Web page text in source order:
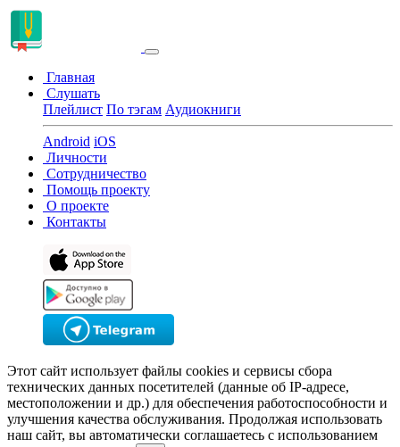
Главная
Слушать
Плейлист По тэгам Аудиокниги
Android iOS
Личности
Сотрудничество
Помощь проекту
О проекте
Контакты
Этот сайт использует файлы cookies и сервисы сбора
технических данных посетителей (данные об IP-адресе,
местоположении и др.) для обеспечения работоспособности и
улучшения качества обслуживания. Продолжая использовать
наш сайт, вы автоматически соглашаетесь с использованием